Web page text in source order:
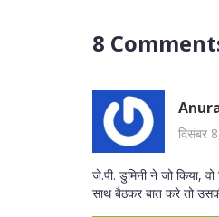
8
दिसंबर
जे.पी. डुमिनी ने जो किया,
साथ बैठकर बात करे तो